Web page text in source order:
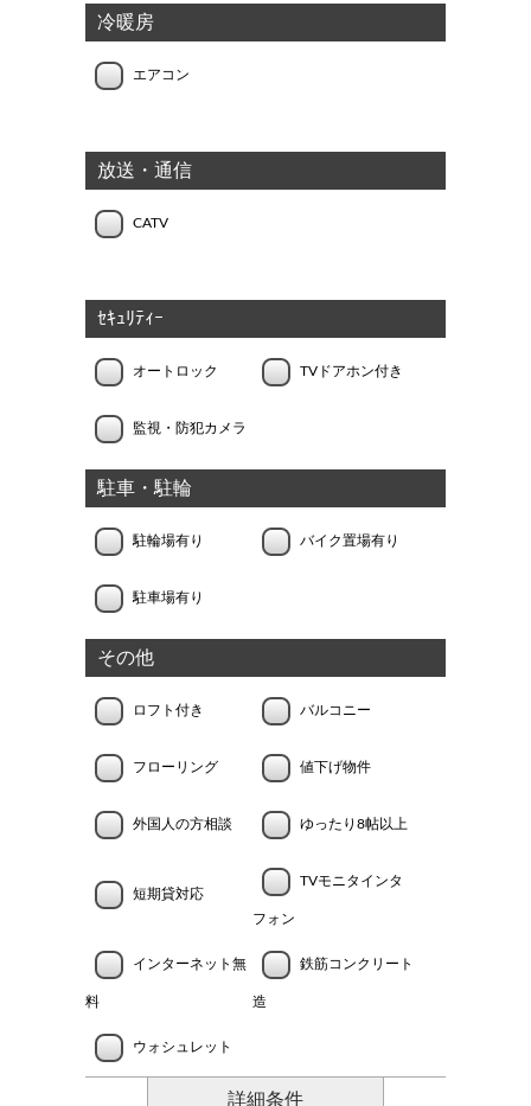
冷暖房
エアコン
放送・通信
CATV
ｾｷｭﾘﾃｨｰ
オートロック TVドアホン付き
監視・防犯カメラ
駐車・駐輪
駐輪場有り バイク置場有り
駐車場有り
その他
ロフト付き バルコニー
フローリング 値下げ物件
外国人の方相談 ゆったり8帖以上
短期貸対応
TVモニタインタ
フォン
インターネット無
料
鉄筋コンクリート
造
ウォシュレット